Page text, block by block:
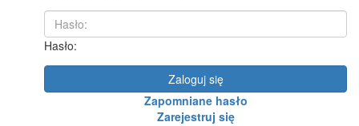
Hasło:
Zaloguj się
Zapomniane hasło
Zarejestruj się